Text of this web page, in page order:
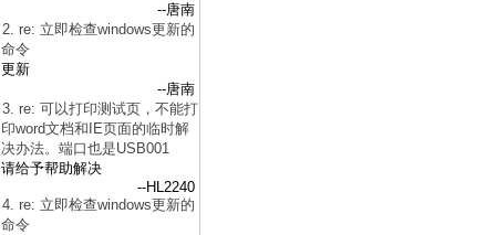
--唐南
2. re: 立即检查windows更新的
命令
更新
--唐南
3. re: 可以打印测试页，不能打
印word文档和IE页面的临时解
决办法。端口也是USB001
请给予帮助解决
--HL2240
4. re: 立即检查windows更新的
命令